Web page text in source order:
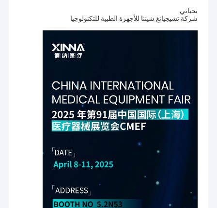
تحياتي
شركة تشيجيانغ شيننا للأجهزة الطبية للتكنولوجيا